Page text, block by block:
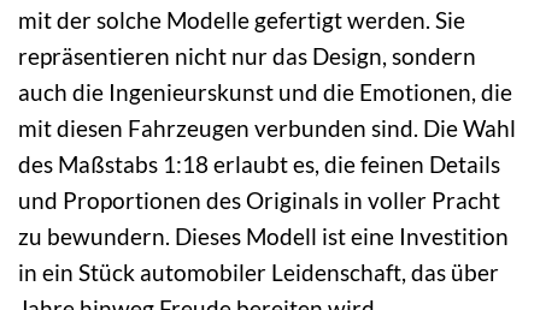
mit der solche Modelle gefertigt werden. Sie
repräsentieren nicht nur das Design, sondern
auch die Ingenieurskunst und die Emotionen, die
mit diesen Fahrzeugen verbunden sind. Die Wahl
des Maßstabs 1:18 erlaubt es, die feinen Details
und Proportionen des Originals in voller Pracht
zu bewundern. Dieses Modell ist eine Investition
in ein Stück automobiler Leidenschaft, das über